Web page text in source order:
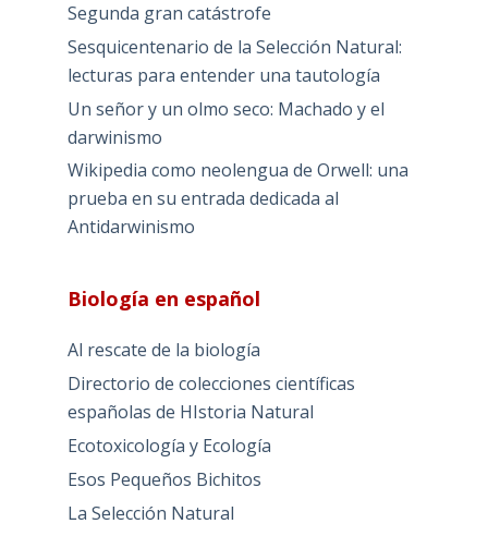
Segunda gran catástrofe
Sesquicentenario de la Selección Natural:
lecturas para entender una tautología
Un señor y un olmo seco: Machado y el
darwinismo
Wikipedia como neolengua de Orwell: una
prueba en su entrada dedicada al
Antidarwinismo
Biología en español
Al rescate de la biología
Directorio de colecciones científicas
españolas de HIstoria Natural
Ecotoxicología y Ecología
Esos Pequeños Bichitos
La Selección Natural